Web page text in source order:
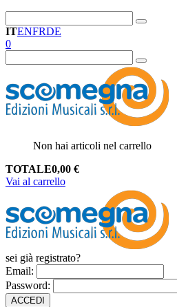
ITENFRDE
0
Non hai articoli nel carrello
TOTALE0,00 €
Vai al carrello
sei già registrato?
Email:
Password:
ACCEDI